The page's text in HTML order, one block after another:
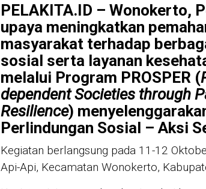
PELAKITA.ID – Wonokerto,
upaya meningkatkan
masyarakat terhadap
sosial serta layanan
melalui Program PROSPER (
dependent Societies through
Resilience)
Perlindungan Sosial – Aksi
Kegiatan berlangsung pada 11-12
Api-Api, Kecamatan Wonokerto,